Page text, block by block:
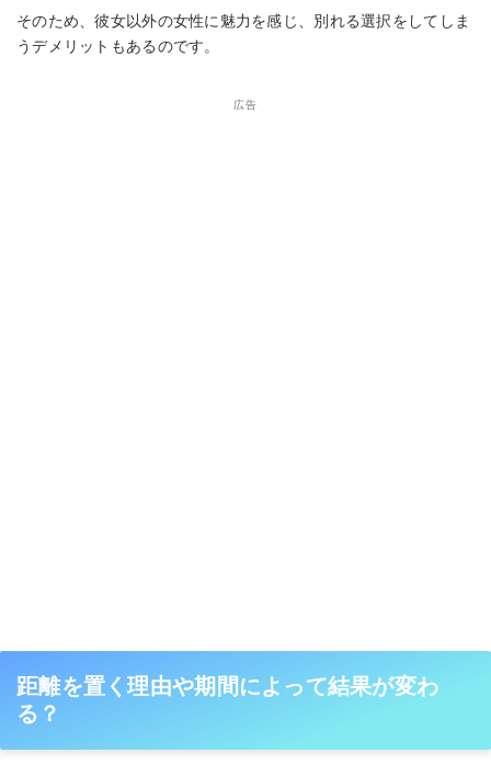
そのため、彼女以外の女性に魅力を感じ、別れる選択をしてしま
うデメリットもあるのです。
広告
距離を置く理由や期間によって結果が変わ
る？